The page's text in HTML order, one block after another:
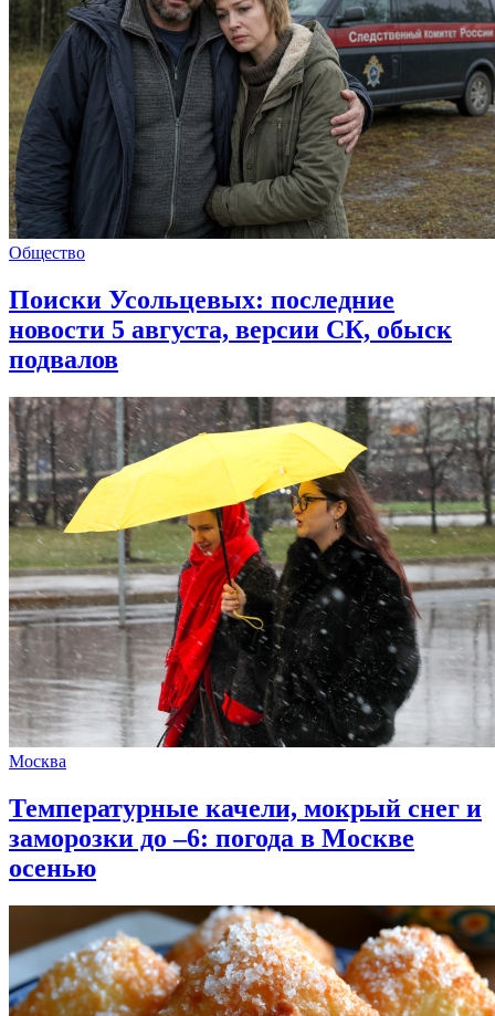
Общество
Поиски Усольцевых: последние
новости 5 августа, версии СК, обыск
подвалов
Москва
Температурные качели, мокрый снег и
заморозки до –6: погода в Москве
осенью